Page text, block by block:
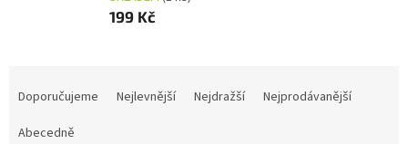
199 Kč
Doporučujeme Nejlevnější Nejdražší
Nejprodávanější
Abecedně